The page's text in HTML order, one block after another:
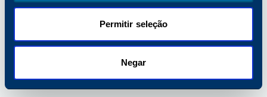
Permitir seleção
Negar